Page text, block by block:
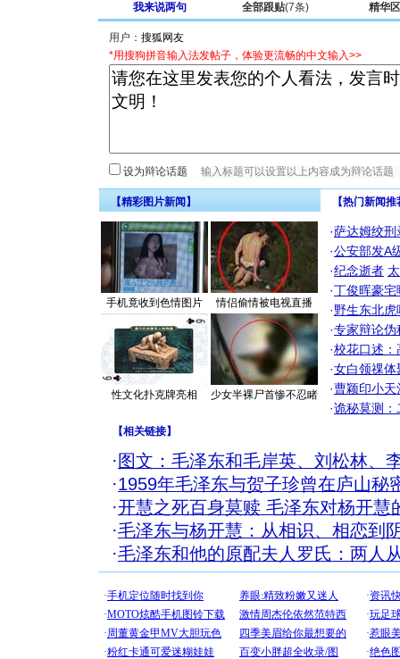
我来说两句 全部跟贴(7条) 精华区
用户：
*用搜狗拼音输入法发帖子，体验更流畅的中文输入>>
设为辩论话题
【精彩图片新闻】
手机竟收到色情图片 情侣偷情被电视直播
性文化扑克牌亮相 少女半裸尸首惨不忍睹
【热门新闻
·萨达姆绞刑
·公安部发A
·纪念逝者
·丁俊晖豪
·野生东北
·专家辩论伪
·校花口述：
·女白领祼体
·曹颖印小天
·诡秘莫测：
【相关链接】
· 图文：毛泽东和毛岸英、刘松林、
·1959年毛泽东与贺子珍曾在庐山秘
·开慧之死百身莫赎 毛泽东对杨开慧
·毛泽东与杨开慧：从相识、相恋到
·毛泽东和他的原配夫人罗氏：两人
[圣诞节]
你太多